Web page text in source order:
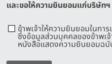
และขอให้ความยินยอมแก่บริษัท
ข้าพเจ้าให้ความยินยอมในการ
ซึ่งข้อมูลส่วนบุคคลของข้าพเจ้
หนังสือแสดงความยินยอมฉ